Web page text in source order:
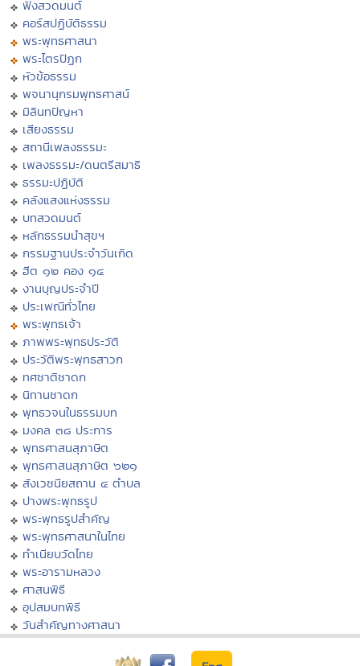
ฟังสวดมนต์
คอร์สปฏิบัติธรรม
พระพุทธศาสนา
พระไตรปิฏก
หัวข้อธรรม
พจนานุกรมพุทธศาสน์
มิลินทปัญหา
เสียงธรรม
สถานีเพลงธรรมะ
เพลงธรรมะ/ดนตรีสมาธิ
ธรรมะปฏิบัติ
คลังแสงแห่งธรรม
บทสวดมนต์
หลักธรรมนำสุขฯ
กรรมฐานประจำวันเกิด
ฮีต ๑๒ คอง ๑๔
งานบุญประจำปี
ประเพณีทั่วไทย
พระพุทธเจ้า
ภาพพระพุทธประวัติ
ประวัติพระพุทธสาวก
ทศชาติชาดก
นิทานชาดก
พุทธวจนในธรรมบท
มงคล ๓๘ ประการ
พุทธศาสนสุภาษิต
พุทธศาสนสุภาษิต ๖๒๑
สังเวชนียสถาน ๔ ตำบล
ปางพระพุทธรูป
พระพุทธรูปสำคัญ
พระพุทธศาสนาในไทย
ทำเนียบวัดไทย
พระอารามหลวง
ศาสนพิธี
อุปสมบทพิธี
วันสำคัญทางศาสนา